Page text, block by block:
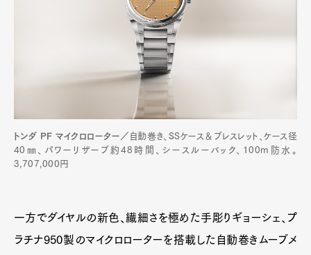
トンダ PF マイクロローター／ 自動巻き、SSケース＆ブレスレット、ケース径
40㎜、パワーリザーブ約48時間、シースルーバック、100m防水。
3,707,000円
一方でダイヤルの新色、繊細さを極めた手彫りギョーシェ、プ
ラチナ950製のマイクロローターを搭載した自動巻きムーブメ